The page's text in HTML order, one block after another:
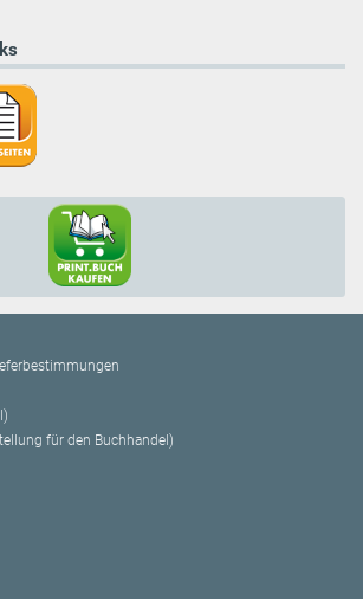
für den Buchhandel)